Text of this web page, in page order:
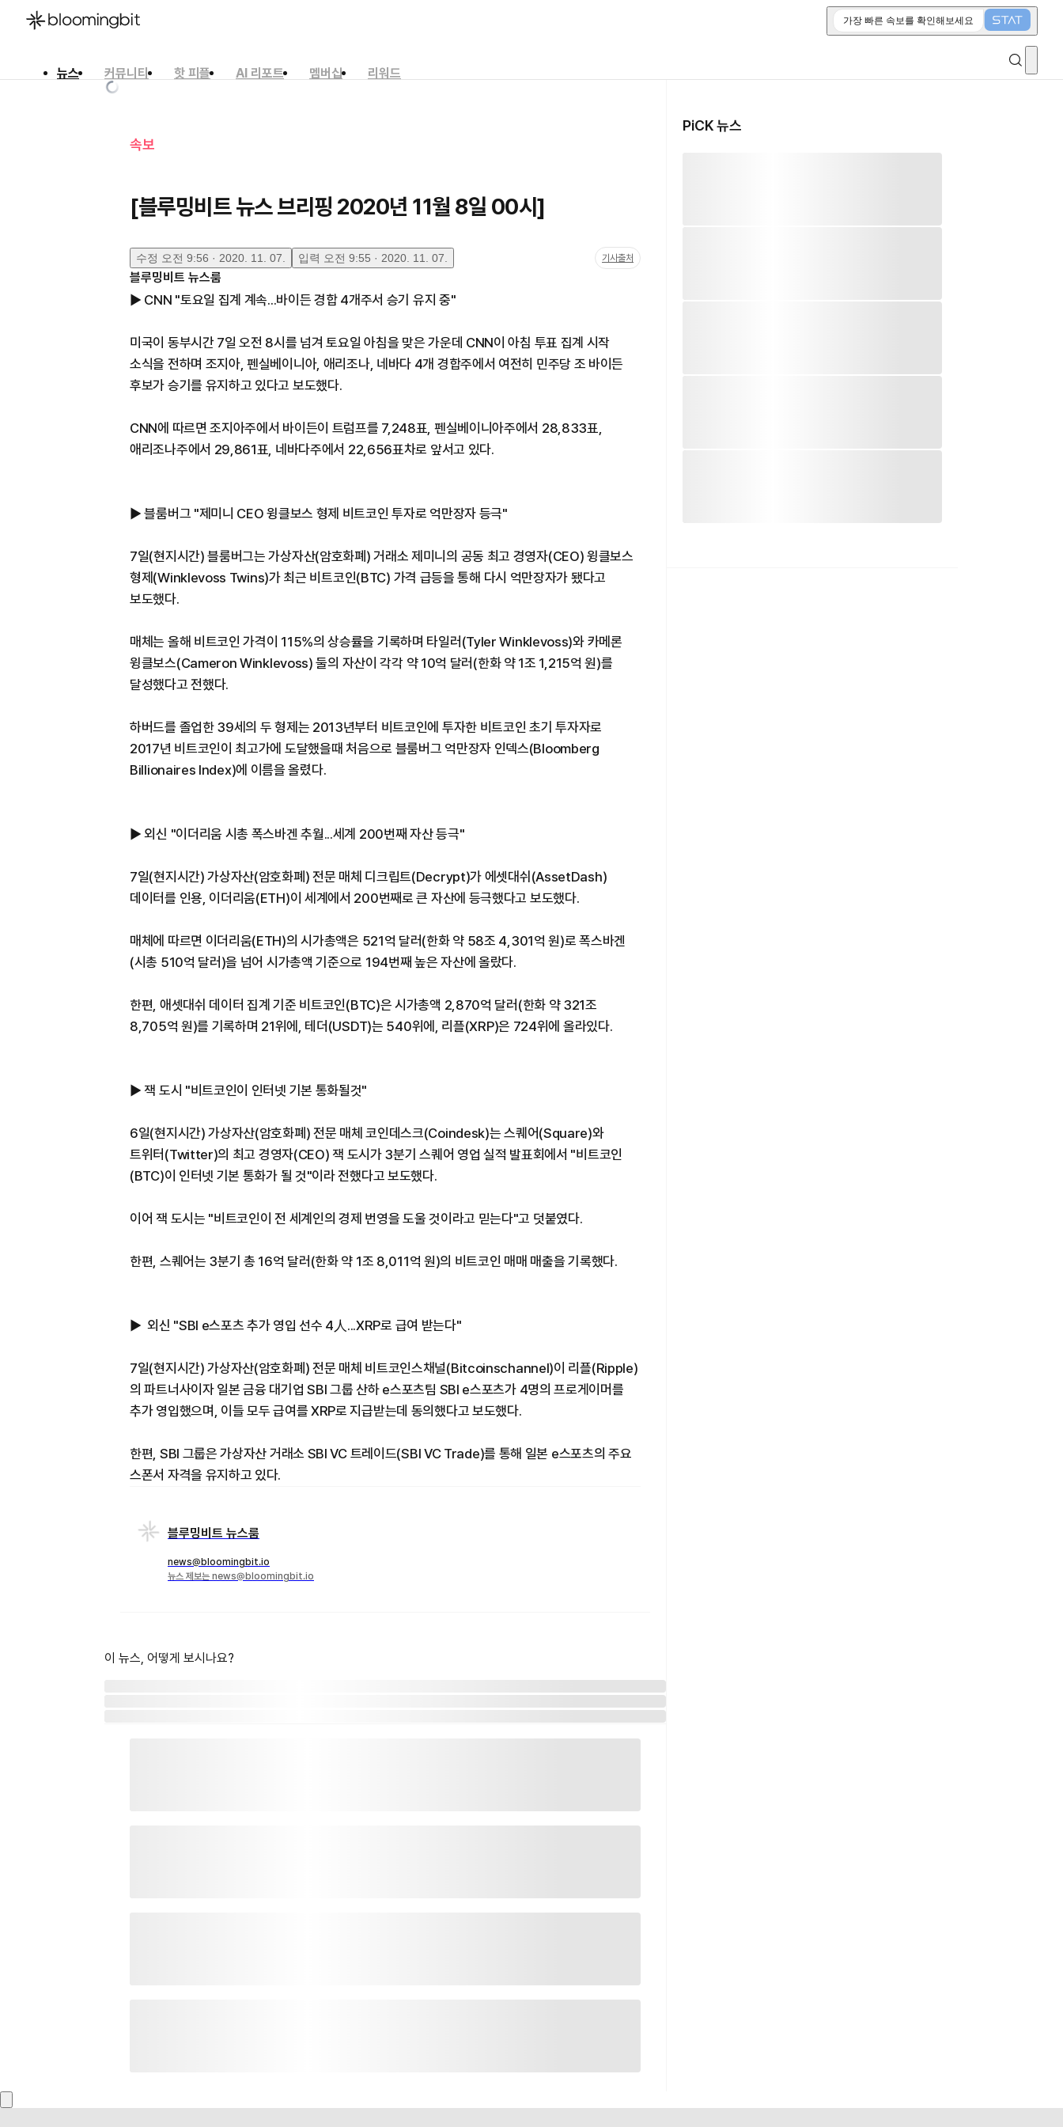
가장 빠른 속보를 확인해보세요
뉴스 커뮤니티 핫 피플 AI 리포트 멤버십
리워드
속보
[블루밍비트 뉴스 브리핑 2020년 11월 8일 00시]
수정 오전 9:56 · 2020. 11. 07. 입력 오전 9:55 · 2020. 11. 07. 기사출처
블루밍비트 뉴스룸
▶ CNN "토요일 집계 계속...바이든 경합 4개주서 승기 유지 중"
미국이 동부시간 7일 오전 8시를 넘겨 토요일 아침을 맞은 가운데 CNN이 아침 투표 집계 시작
소식을 전하며 조지아, 펜실베이니아, 애리조나, 네바다 4개 경합주에서 여전히 민주당 조 바이든
후보가 승기를 유지하고 있다고 보도했다.
CNN에 따르면 조지아주에서 바이든이 트럼프를 7,248표, 펜실베이니아주에서 28,833표,
애리조나주에서 29,861표, 네바다주에서 22,656표차로 앞서고 있다.
▶ 블룸버그 "제미니 CEO 윙클보스 형제 비트코인 투자로 억만장자 등극"
7일(현지시간) 블룸버그는 가상자산(암호화폐) 거래소 제미니의 공동 최고 경영자(CEO) 윙클보스
형제(Winklevoss Twins)가 최근 비트코인(BTC) 가격 급등을 통해 다시 억만장자가 됐다고
보도했다.
매체는 올해 비트코인 가격이 115%의 상승률을 기록하며 타일러(Tyler Winklevoss)와 카메론
윙클보스(Cameron Winklevoss) 둘의 자산이 각각 약 10억 달러(한화 약 1조 1,215억 원)를
달성했다고 전했다.
하버드를 졸업한 39세의 두 형제는 2013년부터 비트코인에 투자한 비트코인 초기 투자자로
2017년 비트코인이 최고가에 도달했을때 처음으로 블룸버그 억만장자 인덱스(Bloomberg
Billionaires Index)에 이름을 올렸다.
▶ 외신 "이더리움 시총 폭스바겐 추월...세계 200번째 자산 등극"
7일(현지시간) 가상자산(암호화폐) 전문 매체 디크립트(Decrypt)가 에셋대쉬(AssetDash)
데이터를 인용, 이더리움(ETH)이 세계에서 200번째로 큰 자산에 등극했다고 보도했다.
매체에 따르면 이더리움(ETH)의 시가총액은 521억 달러(한화 약 58조 4,301억 원)로 폭스바겐
(시총 510억 달러)을 넘어 시가총액 기준으로 194번째 높은 자산에 올랐다.
한편, 애셋대쉬 데이터 집계 기준 비트코인(BTC)은 시가총액 2,870억 달러(한화 약 321조
8,705억 원)를 기록하며 21위에, 테더(USDT)는 540위에, 리플(XRP)은 724위에 올라있다.
▶ 잭 도시 "비트코인이 인터넷 기본 통화될것"
6일(현지시간) 가상자산(암호화폐) 전문 매체 코인데스크(Coindesk)는 스퀘어(Square)와
트위터(Twitter)의 최고 경영자(CEO) 잭 도시가 3분기 스퀘어 영업 실적 발표회에서 "비트코인
(BTC)이 인터넷 기본 통화가 될 것"이라 전했다고 보도했다.
이어 잭 도시는 "비트코인이 전 세계인의 경제 번영을 도울 것이라고 믿는다"고 덧붙였다.
한편, 스퀘어는 3분기 총 16억 달러(한화 약 1조 8,011억 원)의 비트코인 매매 매출을 기록했다.
▶ 외신 "SBI e스포츠 추가 영입 선수 4人...XRP로 급여 받는다"
7일(현지시간) 가상자산(암호화폐) 전문 매체 비트코인스채널(Bitcoinschannel)이 리플(Ripple)
의 파트너사이자 일본 금융 대기업 SBI 그룹 산하 e스포츠팀 SBI e스포츠가 4명의 프로게이머를
추가 영입했으며, 이들 모두 급여를 XRP로 지급받는데 동의했다고 보도했다.
한편, SBI 그룹은 가상자산 거래소 SBI VC 트레이드(SBI VC Trade)를 통해 일본 e스포츠의 주요
스폰서 자격을 유지하고 있다.
블루밍비트 뉴스룸
news@bloomingbit.io
뉴스 제보는 news@bloomingbit.io
이 뉴스, 어떻게 보시나요?
PiCK 뉴스